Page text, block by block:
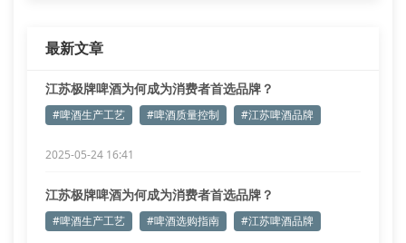
最新文章
江苏极牌啤酒为何成为消费者首选品牌？
#啤酒生产工艺 #啤酒质量控制 #江苏啤酒品牌
2025-05-24 16:41
江苏极牌啤酒为何成为消费者首选品牌？
#啤酒生产工艺 #啤酒选购指南 #江苏啤酒品牌